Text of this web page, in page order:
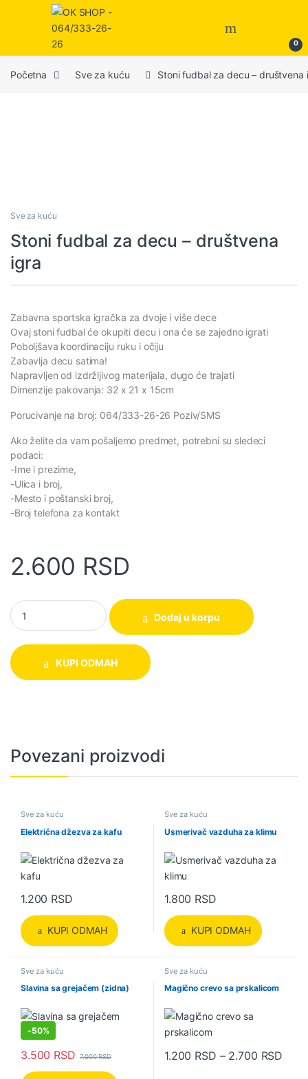
0
Početna Sve za kuću Stoni fudbal za decu – društvena
Sve za kuću
Stoni fudbal za decu – društvena
igra
Zabavna sportska igračka za dvoje i više dece
Ovaj stoni fudbal će okupiti decu i ona će se zajedno igrati
Poboljšava koordinaciju ruku i očiju
Zabavlja decu satima!
Napravljen od izdržljivog materijala, dugo će trajati
Dimenzije pakovanja: 32 x 21 x 15cm
Porucivanje na broj: 064/333-26-26 Poziv/SMS
Ako želite da vam pošaljemo predmet, potrebni su sledeci
podaci:
-Ime i prezime,
-Ulica i broj,
-Mesto i poštanski broj,
-Broj telefona za kontakt
2.600 RSD
Stoni fudbal za decu – društvena igra quantity
Dodaj u korpu
KUPI ODMAH
Povezani proizvodi
Sve za kuću
Električna džezva za kafu
1.200 RSD
KUPI ODMAH
Sve za kuću
Usmerivač vazduha za klimu
1.800 RSD
KUPI ODMAH
Sve za kuću
Slavina sa grejačem (zidna)
-50%
3.500 RSD 7.000RSD
Sve za kuću
Magično crevo sa prskalicom
1.200 RSD – 2.700 RSD